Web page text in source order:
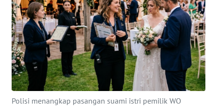
Polisi menangkap pasangan suami istri pemilik WO
INTERNASIONAL
SERBA-SERBI
PENDIDIKAN